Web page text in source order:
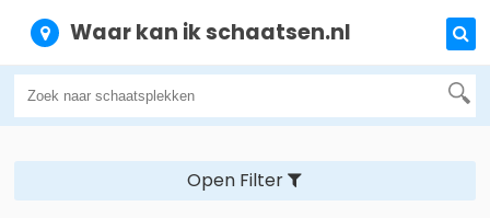
Waar kan ik schaatsen.nl
Open Filter